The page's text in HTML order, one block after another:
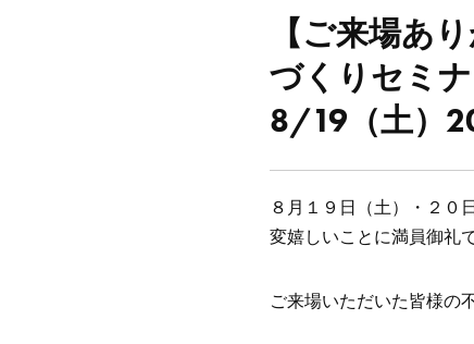
【ご来場あ
づくりセミ
8/19（土）
８月１９日（土）・２０
変嬉しいことに満員御礼
ご来場いただいた皆様の